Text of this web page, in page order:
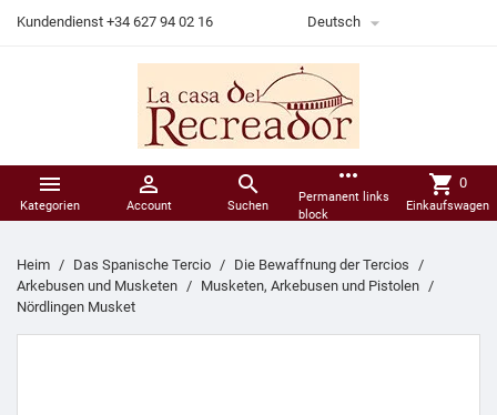
Kundendienst +34 627 94 02 16 Deutsch 

Kategorien

Account

Suchen
more_horiz
Permanent links
block
shopping_cart 0
Einkaufswagen
Heim Das Spanische Tercio
Die Bewaffnung der Tercios
Arkebusen und Musketen
Musketen, Arkebusen und Pistolen
Nördlingen Musket